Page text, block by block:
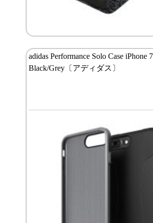
adidas Performance Solo Case iPhone
Black/Grey〔アディダス〕